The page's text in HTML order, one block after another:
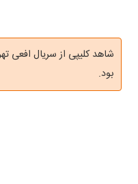
شاهد کلیپی از سریال افعی
بود.